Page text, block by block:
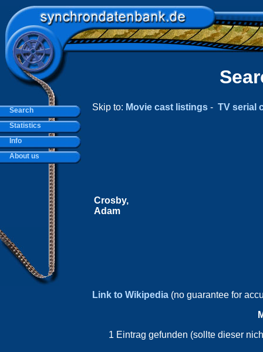
Skip to: Movie cast listings - TV serial
Crosby,
Adam
Link to Wikipedia (no guarantee for
1 Eintrag gefunden (sollte dieser
Search
Statistics
Info
About us